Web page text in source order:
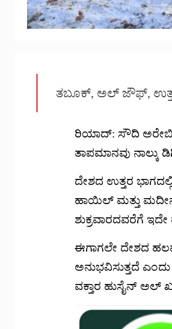
ತಬೂಕ್, ಅಲ್ ಜೌಫ್,
ರಿಯಾದ್: ಸೌದಿ
ತಾಪಮಾನವು ನಾಲ್ಕು
ದೇಶದ ಉತ್ತರ
ಹಾಯಿಲ್ ಮತ್ತು
ಶುಕ್ರವಾರದವರೆಗೆ
ಈಗಾಗಲೇ ದೇಶದ
ಅನುಭವಿಸುತ್ತದೆ
ವಕ್ತಾರ ಹುಸೈನ್ ಅಲ್